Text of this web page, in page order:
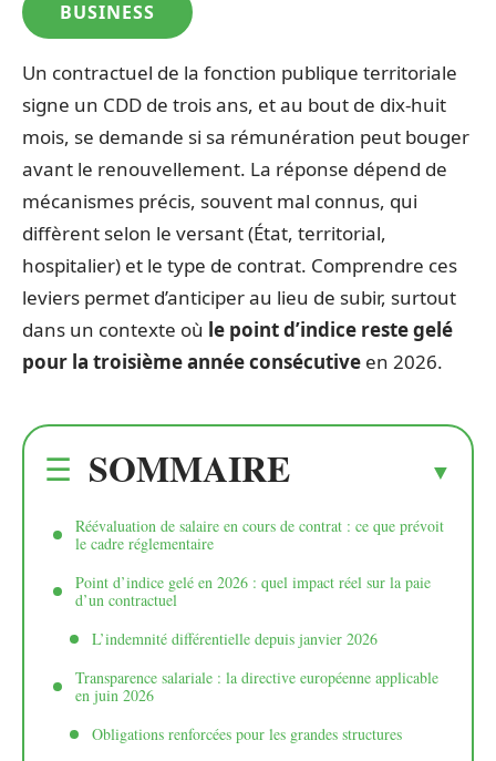
BUSINESS
Un contractuel de la fonction publique territoriale
signe un CDD de trois ans, et au bout de dix-huit
mois, se demande si sa rémunération peut bouger
avant le renouvellement. La réponse dépend de
mécanismes précis, souvent mal connus, qui
diffèrent selon le versant (État, territorial,
hospitalier) et le type de contrat. Comprendre ces
leviers permet d’anticiper au lieu de subir, surtout
dans un contexte où le point d’indice reste gelé
pour la troisième année consécutive en 2026.
SOMMAIRE
Réévaluation de salaire en cours de contrat : ce que prévoit
le cadre réglementaire
Point d’indice gelé en 2026 : quel impact réel sur la paie
d’un contractuel
L’indemnité différentielle depuis janvier 2026
Transparence salariale : la directive européenne applicable
en juin 2026
Obligations renforcées pour les grandes structures